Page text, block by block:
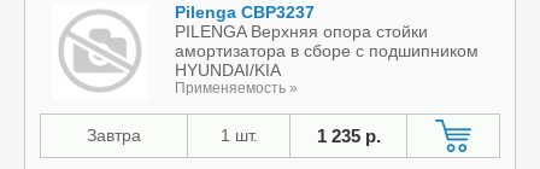
Pilenga CBP3237
PILENGA Верхняя опора стойки
амортизатора в сборе с подшипником
HYUNDAI/KIA
Применяемость »
Завтра 1 шт. 1 235 р.